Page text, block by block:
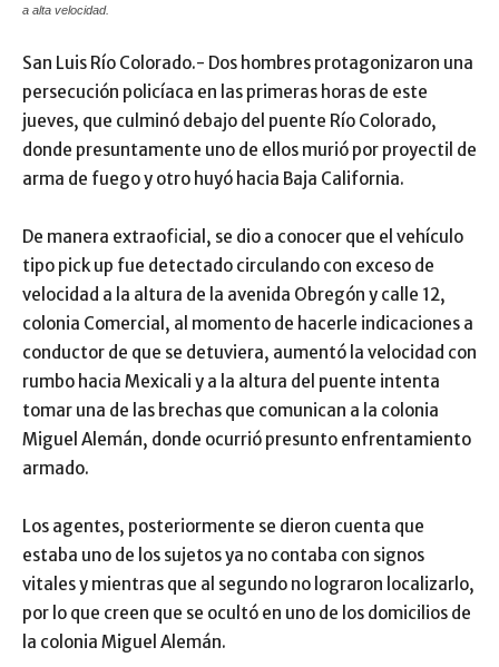
a alta velocidad.
San Luis Río Colorado.- Dos hombres protagonizaron una
persecución policíaca en las primeras horas de este
jueves, que culminó debajo del puente Río Colorado,
donde presuntamente uno de ellos murió por proyectil de
arma de fuego y otro huyó hacia Baja California.
De manera extraoficial, se dio a conocer que el vehículo
tipo pick up fue detectado circulando con exceso de
velocidad a la altura de la avenida Obregón y calle 12,
colonia Comercial, al momento de hacerle indicaciones a
conductor de que se detuviera, aumentó la velocidad con
rumbo hacia Mexicali y a la altura del puente intenta
tomar una de las brechas que comunican a la colonia
Miguel Alemán, donde ocurrió presunto enfrentamiento
armado.
Los agentes, posteriormente se dieron cuenta que
estaba uno de los sujetos ya no contaba con signos
vitales y mientras que al segundo no lograron localizarlo,
por lo que creen que se ocultó en uno de los domicilios de
la colonia Miguel Alemán.